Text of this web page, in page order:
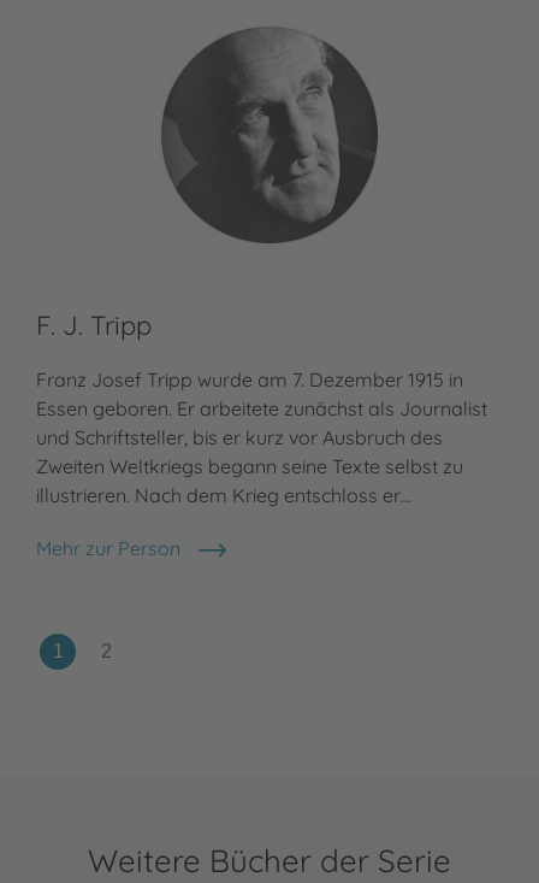
F. J. Tripp
Franz Josef Tripp wurde am 7. Dezember 1915 in
Essen geboren. Er arbeitete zunächst als Journalist
und Schriftsteller, bis er kurz vor Ausbruch des
Zweiten Weltkriegs begann seine Texte selbst zu
illustrieren. Nach dem Krieg entschloss er…
Mehr zur Person
F. J. Tripp
Weitere Bücher der Serie